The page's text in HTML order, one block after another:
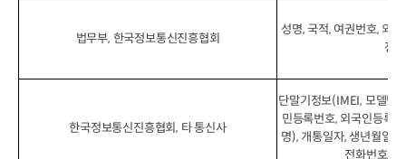
법무부, 한국정보통신진흥협회
성명, 국적, 여권번호, 외
전
한국정보통신진흥협회, 타 통신사
단말기정보(IMEI, 모델명,
민등록번호, 외국인등록
명), 개통일자, 생년월일,
전화번호,